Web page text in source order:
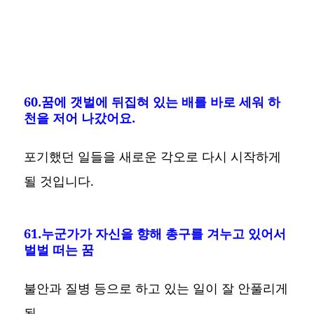
60.꿈에 갯벌에 뒤집혀 있는 배를 바로 세워 하
천을 저어 나갔어요.
포기했던 일들을 새로운 각오로 다시 시작하게
될 것입니다.
61.누군가가 자신을 향해 총구를 겨누고 있어서
벌벌 떠는 꿈
불안과 질병 등으로 하고 있는 일이 잘 안풀리게